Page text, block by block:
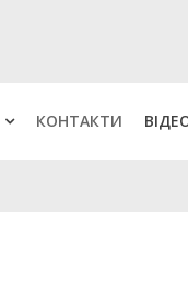
КОНТАКТИ